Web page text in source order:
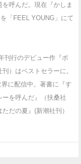
呼んだ。現在『かしま
「FEEL YOUNG」にて
刊行のデビュー作『ボ
）はベストセラーに。
に配信中。著書に『す
を呼んだ』（扶桑社
だの夏』(新潮社刊）